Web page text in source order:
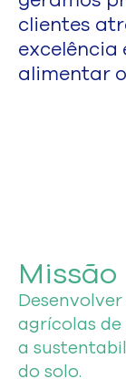
clientes
excelência
alimentar
Missão
agrícolas
a
do solo.